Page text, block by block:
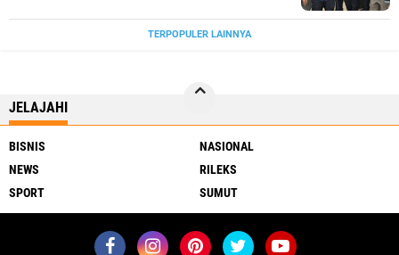
TERPOPULER LAINNYA
JELAJAHI
BISNIS
NASIONAL
NEWS
RILEKS
SPORT
SUMUT